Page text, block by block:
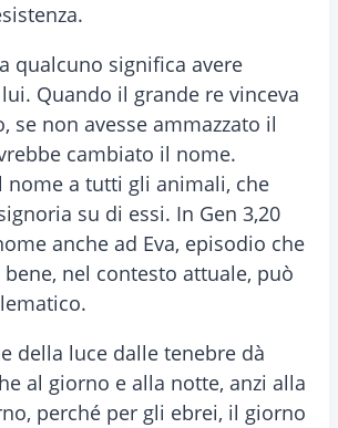
qualcuno significa avere
Quando il grande re vinceva
se non avesse ammazzato il
cambiato il nome.
nome a tutti gli animali, che
su di essi. In Gen 3,20
anche ad Eva, episodio che
nel contesto attuale, può
della luce dalle tenebre dà
al giorno e alla notte, anzi alla
perché per gli ebrei, il giorno